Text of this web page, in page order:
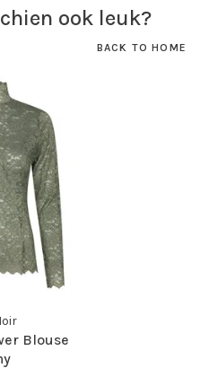
ook leuk?
BACK TO HOME
Blouse